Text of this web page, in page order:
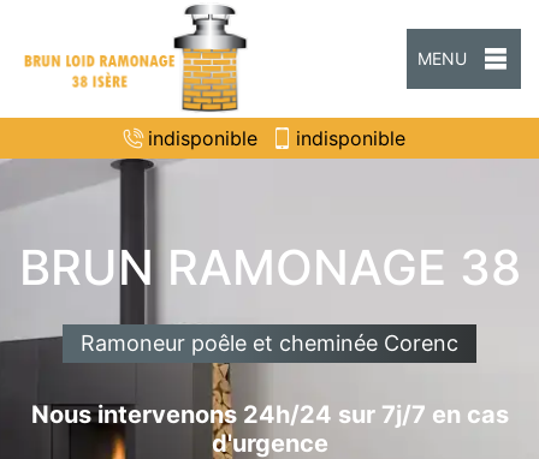
MENU
indisponible indisponible
BRUN RAMONAGE 38
Ramoneur poêle et cheminée Corenc
Nous intervenons 24h/24 sur 7j/7 en cas
d'urgence